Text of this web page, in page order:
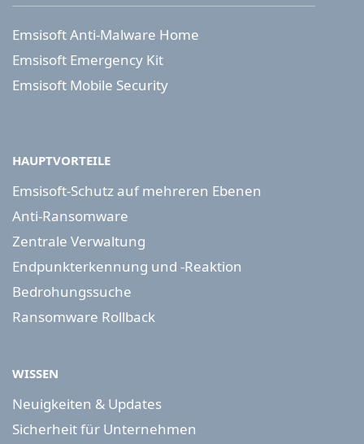
Emsisoft Anti-Malware Home
Emsisoft Emergency Kit
Emsisoft Mobile Security
HAUPTVORTEILE
Emsisoft-Schutz auf mehreren Ebenen
Anti-Ransomware
Zentrale Verwaltung
Endpunkterkennung und -Reaktion
Bedrohungssuche
Ransomware Rollback
WISSEN
Neuigkeiten & Updates
Sicherheit für Unternehmen